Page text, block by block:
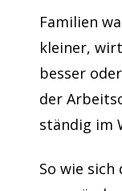
Familien
kleiner,
besser
der
ständig im
So wie